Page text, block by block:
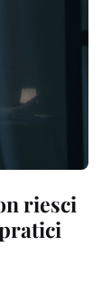
riesci